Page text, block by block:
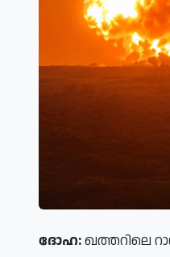
ദോഹ:ഖത്തറിലെ